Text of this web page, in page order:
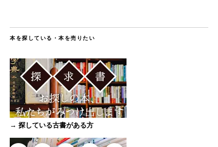
本を探している・本を売りたい
→ 探している古書がある方